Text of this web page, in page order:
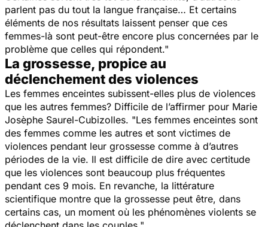
parlent pas du tout la langue française… Et certains
éléments de nos résultats laissent penser que ces
femmes-là sont peut-être encore plus concernées par le
problème que celles qui répondent."
La grossesse, propice au
déclenchement des violences
Les femmes enceintes subissent-elles plus de violences
que les autres femmes? Difficile de l’affirmer pour Marie
Josèphe Saurel-Cubizolles. "Les femmes enceintes sont
des femmes comme les autres et sont victimes de
violences pendant leur grossesse comme à d’autres
périodes de la vie. Il est difficile de dire avec certitude
que les violences sont beaucoup plus fréquentes
pendant ces 9 mois. En revanche, la littérature
scientifique montre que la grossesse peut être, dans
certains cas, un moment où les phénomènes violents se